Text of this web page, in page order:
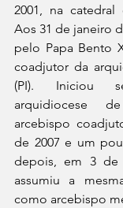
2001, na catedral
Aos 31 de janeiro
pelo Papa Bento
coadjutor da
(PI). Iniciou
arquidiocese
arcebispo
de 2007 e um
depois, em 3 de
assumiu a
como arcebispo